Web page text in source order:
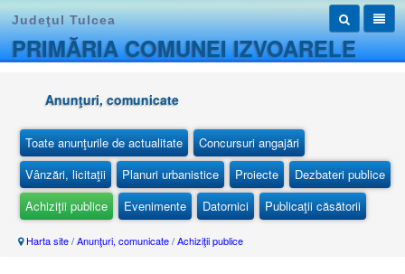
Judeţul Tulcea
PRIMĂRIA COMUNEI IZVOARELE
Anunţuri, comunicate
Toate anunţurile de actualitate
Concursuri angajări
Vânzări, licitaţii
Planuri urbanistice Proiecte
Dezbateri publice
Achiziţii publice
Evenimente Datornici Publicaţii căsătorii
Harta site/Anunţuri, comunicate/Achiziţii publice